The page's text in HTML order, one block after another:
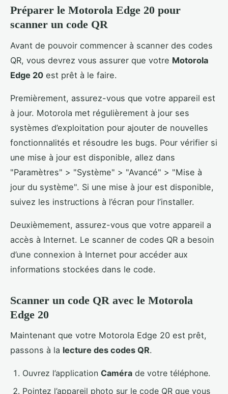
Préparer le Motorola Edge 20 pour
scanner un code QR
Avant de pouvoir commencer à scanner des codes
QR, vous devrez vous assurer que votre Motorola
Edge 20 est prêt à le faire.
Premièrement, assurez-vous que votre appareil est
à jour. Motorola met régulièrement à jour ses
systèmes d’exploitation pour ajouter de nouvelles
fonctionnalités et résoudre les bugs. Pour vérifier si
une mise à jour est disponible, allez dans
"Paramètres" > "Système" > "Avancé" > "Mise à
jour du système". Si une mise à jour est disponible,
suivez les instructions à l’écran pour l’installer.
Deuxièmement, assurez-vous que votre appareil a
accès à Internet. Le scanner de codes QR a besoin
d’une connexion à Internet pour accéder aux
informations stockées dans le code.
Scanner un code QR avec le Motorola
Edge 20
Maintenant que votre Motorola Edge 20 est prêt,
passons à la lecture des codes QR.
Ouvrez l’application Caméra de votre téléphone.
Pointez l’appareil photo sur le code QR que vous